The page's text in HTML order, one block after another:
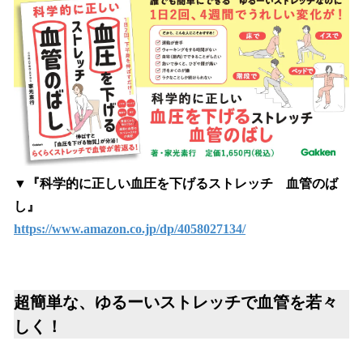
す
▼『科学的に正しい血圧を下げるストレッチ 血管のば
し』
https://www.amazon.co.jp/dp/4058027134/
超簡単な、ゆるーいストレッチで血管を若々
しく！